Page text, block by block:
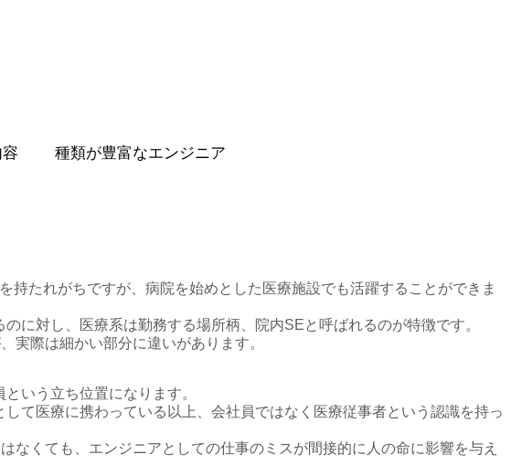
種類が豊富なエンジニア
持たれがちですが、病院を始めとした医療施設でも活躍することができま
に対し、医療系は勤務する場所柄、院内SEと呼ばれるのが特徴です。
実際は細かい部分に違いがあります。
いう立ち位置になります。
て医療に携わっている以上、会社員ではなく医療従事者という認識を持っ
なくても、エンジニアとしての仕事のミスが間接的に人の命に影響を与え